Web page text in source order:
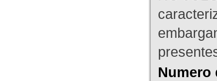
Numero